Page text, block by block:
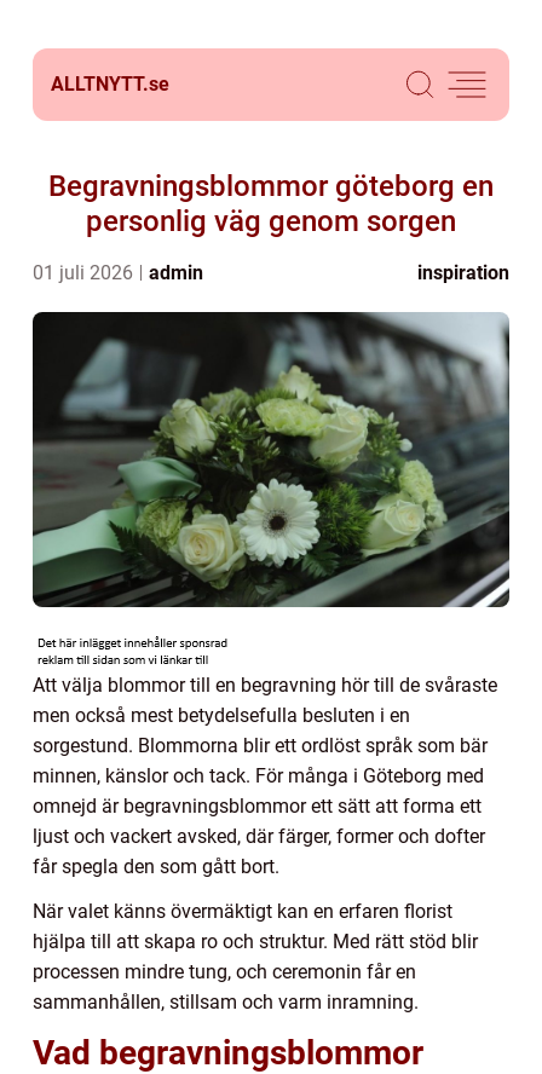
ALLTNYTT.se
Begravningsblommor göteborg en
personlig väg genom sorgen
01 juli 2026 admin inspiration
Att välja blommor till en begravning hör till de svåraste
men också mest betydelsefulla besluten i en
sorgestund. Blommorna blir ett ordlöst språk som bär
minnen, känslor och tack. För många i Göteborg med
omnejd är begravningsblommor ett sätt att forma ett
ljust och vackert avsked, där färger, former och dofter
får spegla den som gått bort.
När valet känns övermäktigt kan en erfaren florist
hjälpa till att skapa ro och struktur. Med rätt stöd blir
processen mindre tung, och ceremonin får en
sammanhållen, stillsam och varm inramning.
Vad begravningsblommor